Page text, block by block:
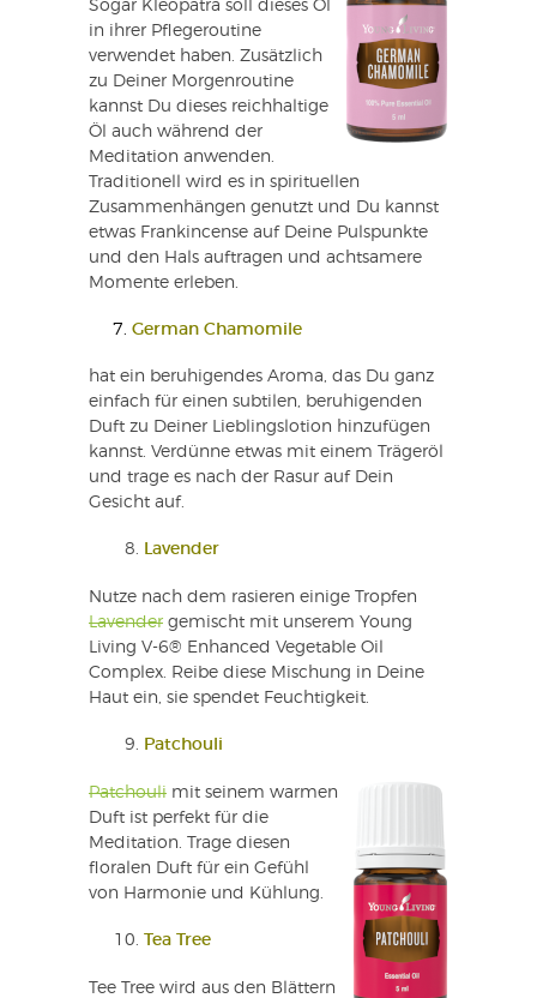
Sogar Kleopatra soll dieses Öl
in ihrer Pflegeroutine
verwendet haben. Zusätzlich
zu Deiner Morgenroutine
kannst Du dieses reichhaltige
Öl auch während der
Meditation anwenden.
Traditionell wird es in spirituellen
Zusammenhängen genutzt und Du kannst
etwas Frankincense auf Deine Pulspunkte
und den Hals auftragen und achtsamere
Momente erleben.
7. German Chamomile
hat ein beruhigendes Aroma, das Du ganz
einfach für einen subtilen, beruhigenden
Duft zu Deiner Lieblingslotion hinzufügen
kannst. Verdünne etwas mit einem Trägeröl
und trage es nach der Rasur auf Dein
Gesicht auf.
Lavender
Nutze nach dem rasieren einige Tropfen
Lavender gemischt mit unserem Young
Living V-6® Enhanced Vegetable Oil
Complex. Reibe diese Mischung in Deine
Haut ein, sie spendet Feuchtigkeit.
Patchouli
Patchouli mit seinem warmen
Duft ist perfekt für die
Meditation. Trage diesen
floralen Duft für ein Gefühl
von Harmonie und Kühlung.
Tea Tree
Tee Tree wird aus den Blättern